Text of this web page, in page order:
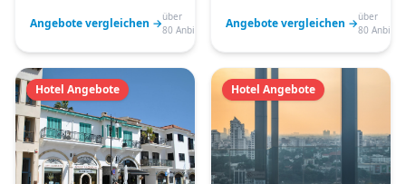
Angebote vergleichen →über
80 Anbieter
Angebote vergleichen →über
80
Hotel Angebote Hotel Angebote